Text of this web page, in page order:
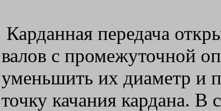
Карданная передача
валов с промежуточной
уменьшить их диаметр и
точку качания кардана. В